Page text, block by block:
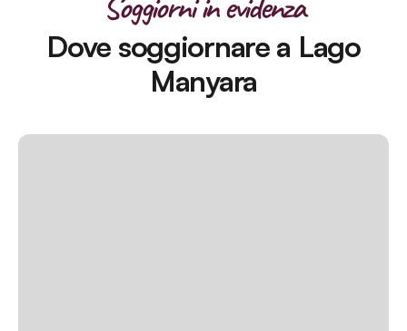
Dove soggiornare a Lago
Manyara